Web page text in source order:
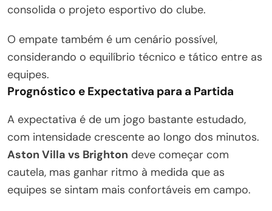
consolida o projeto esportivo do clube.
O empate também é um cenário possível,
considerando o equilíbrio técnico e tático entre as
equipes.
Prognóstico e Expectativa para a Partida
A expectativa é de um jogo bastante estudado,
com intensidade crescente ao longo dos minutos.
Aston Villa vs Brighton deve começar com
cautela, mas ganhar ritmo à medida que as
equipes se sintam mais confortáveis em campo.